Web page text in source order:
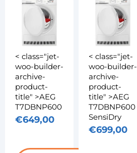
< class="jet-
woo-builder-
archive-
product-
title" >AEG
T7DBNP600
€649,00
< class="jet-
woo-builder-
archive-
product-
title" >AEG
T7DBNP600
SensiDry
€699,00